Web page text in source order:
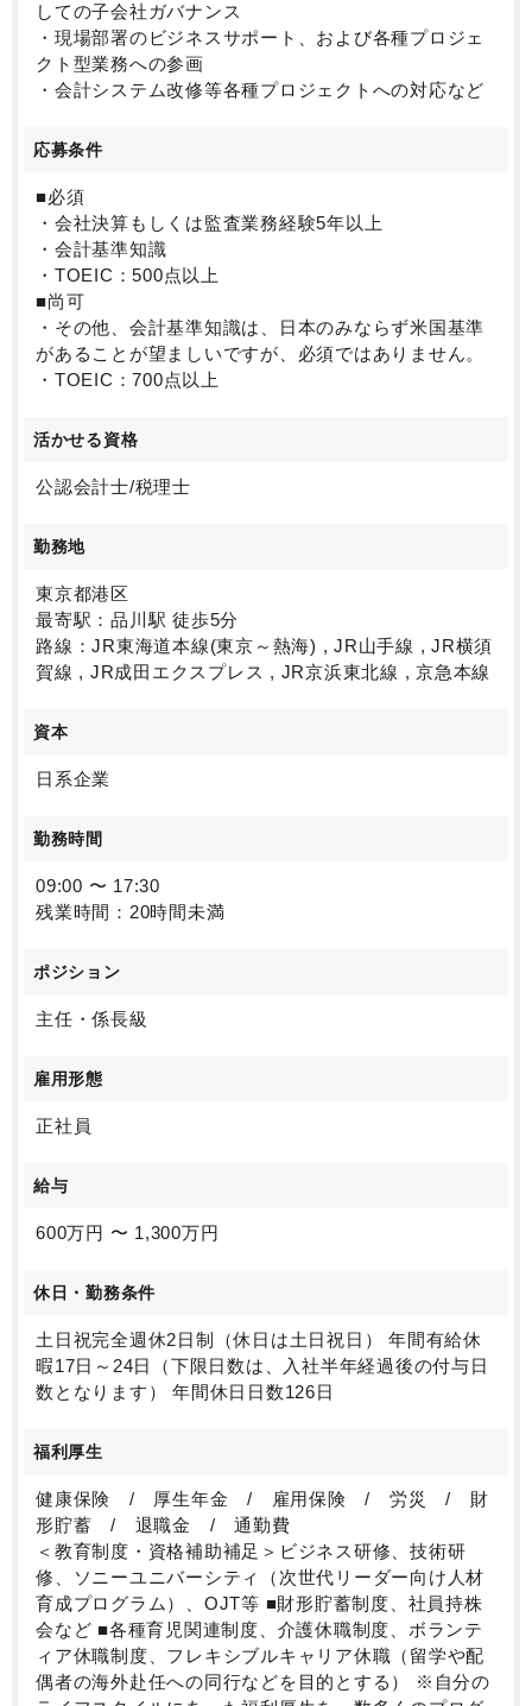
しての子会社ガバナンス
・現場部署のビジネスサポート、および各種プロジェ
クト型業務への参画
・会計システム改修等各種プロジェクトへの対応など
応募条件
■必須
・会社決算もしくは監査業務経験5年以上
・会計基準知識
・TOEIC：500点以上
■尚可
・その他、会計基準知識は、日本のみならず米国基準
があることが望ましいですが、必須ではありません。
・TOEIC：700点以上
活かせる資格
公認会計士/税理士
勤務地
東京都港区
最寄駅：品川駅 徒歩5分
路線：JR東海道本線(東京～熱海) , JR山手線 , JR横須
賀線 , JR成田エクスプレス , JR京浜東北線 , 京急本線
資本
日系企業
勤務時間
09:00 〜 17:30
残業時間：20時間未満
ポジション
主任・係長級
雇用形態
正社員
給与
600万円 〜 1,300万円
休日・勤務条件
土日祝完全週休2日制（休日は土日祝日） 年間有給休
暇17日～24日（下限日数は、入社半年経過後の付与日
数となります） 年間休日日数126日
福利厚生
健康保険 / 厚生年金 / 雇用保険 / 労災 / 財
形貯蓄 / 退職金 / 通勤費
＜教育制度・資格補助補足＞ビジネス研修、技術研
修、ソニーユニバーシティ（次世代リーダー向け人材
育成プログラム）、OJT等 ■財形貯蓄制度、社員持株
会など ■各種育児関連制度、介護休職制度、ボランテ
ィア休職制度、フレキシブルキャリア休職（留学や配
偶者の海外赴任への同行などを目的とする） ※自分の